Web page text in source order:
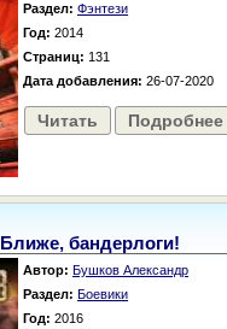
Раздел: Фэнтези
Год: 2014
Страниц: 131
Дата добавления: 26-07-2020
Читать Подробнее
Ближе, бандерлоги!
Автор: Бушков Александр
Раздел: Боевики
Год: 2016